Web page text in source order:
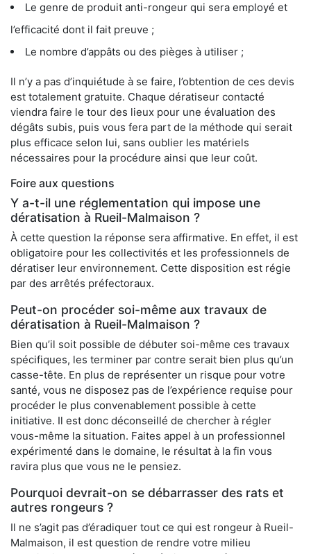
Le genre de produit anti-rongeur qui sera employé et
l’efficacité dont il fait preuve ;
Le nombre d’appâts ou des pièges à utiliser ;
Il n’y a pas d’inquiétude à se faire, l’obtention de ces devis
est totalement gratuite. Chaque dératiseur contacté
viendra faire le tour des lieux pour une évaluation des
dégâts subis, puis vous fera part de la méthode qui serait
plus efficace selon lui, sans oublier les matériels
nécessaires pour la procédure ainsi que leur coût.
Foire aux questions
Y a-t-il une réglementation qui impose une
dératisation à Rueil-Malmaison ?
À cette question la réponse sera affirmative. En effet, il est
obligatoire pour les collectivités et les professionnels de
dératiser leur environnement. Cette disposition est régie
par des arrêtés préfectoraux.
Peut-on procéder soi-même aux travaux de
dératisation à Rueil-Malmaison ?
Bien qu’il soit possible de débuter soi-même ces travaux
spécifiques, les terminer par contre serait bien plus qu’un
casse-tête. En plus de représenter un risque pour votre
santé, vous ne disposez pas de l’expérience requise pour
procéder le plus convenablement possible à cette
initiative. Il est donc déconseillé de chercher à régler
vous-même la situation. Faites appel à un professionnel
expérimenté dans le domaine, le résultat à la fin vous
ravira plus que vous ne le pensiez.
Pourquoi devrait-on se débarrasser des rats et
autres rongeurs ?
Il ne s’agit pas d’éradiquer tout ce qui est rongeur à Rueil-
Malmaison, il est question de rendre votre milieu